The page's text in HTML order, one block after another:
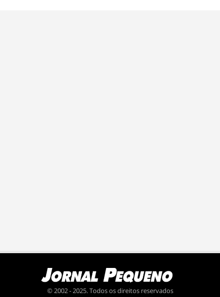
© 2002 - 2025. Todos os direitos reservados